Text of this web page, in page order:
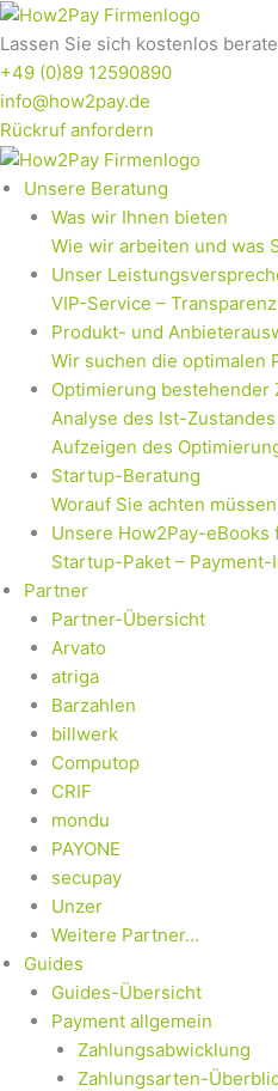
Zum
Inhalt
springen
Lassen Sie sich kostenlos
+49 (0)89 12590890
info@how2pay.de
Rückruf anfordern
Unsere Beratung
Was wir Ihnen bieten
Wie wir arbeiten und was
Unser
VIP-Service –
Produkt- und
Wir suchen die optimalen
Optimierung bestehender
Analyse des Ist-
Aufzeigen des
Startup-Beratung
Worauf Sie achten
Unsere How2Pay-eBooks
Startup-Paket –
Partner
Partner-Übersicht
Arvato
atriga
Barzahlen
billwerk
Computop
CRIF
mondu
PAYONE
secupay
Unzer
Weitere Partner…
Guides
Guides-Übersicht
Payment allgemein
Zahlungsabwicklung
Zahlungsarten-